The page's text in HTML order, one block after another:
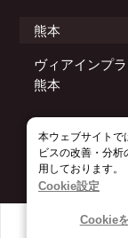
熊本
ヴィアインプ
熊本
©
本ウェブサイトで
ビスの改善・分析
用しております。
Cookie設定
Cookie